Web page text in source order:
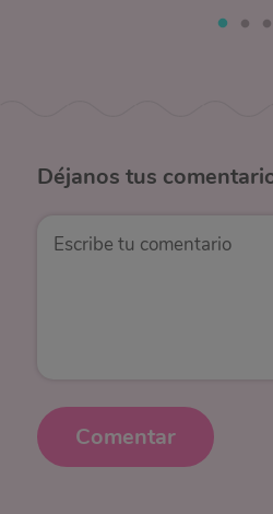
Déjanos tus
Comentar